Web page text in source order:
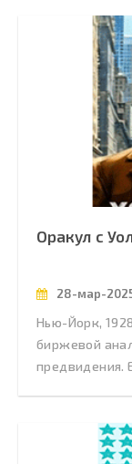
Оракул с
28-мар-
Нью-Йорк,
биржевой
предвидения.